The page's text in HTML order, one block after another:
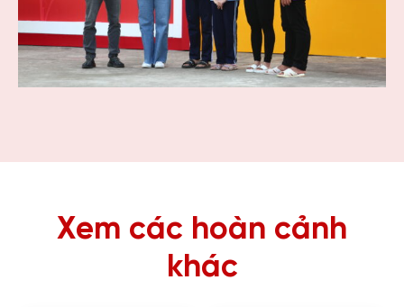
Xem các hoàn cảnh
khác